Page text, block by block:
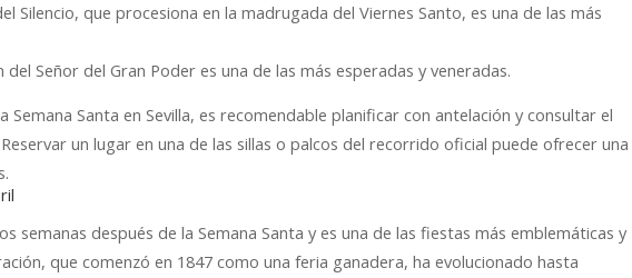
Silencio, que procesiona en la madrugada del Viernes Santo, es una de las más
del Señor del Gran Poder es una de las más esperadas y veneradas.
Santa en Sevilla, es recomendable planificar con antelación y consultar el
un lugar en una de las sillas o palcos del recorrido oficial puede ofrecer una
semanas después de la Semana Santa y es una de las fiestas más emblemáticas y
que comenzó en 1847 como una feria ganadera, ha evolucionado hasta